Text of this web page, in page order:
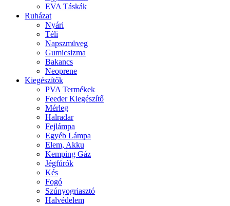
EVA Táskák
Ruházat
Nyári
Téli
Napszmüveg
Gumicsizma
Bakancs
Neoprene
Kiegészítők
PVA Termékek
Feeder Kiegészítő
Mérleg
Halradar
Fejlámpa
Egyéb Lámpa
Elem, Akku
Kemping Gáz
Jégfúrók
Kés
Fogó
Szúnyogriasztó
Halvédelem